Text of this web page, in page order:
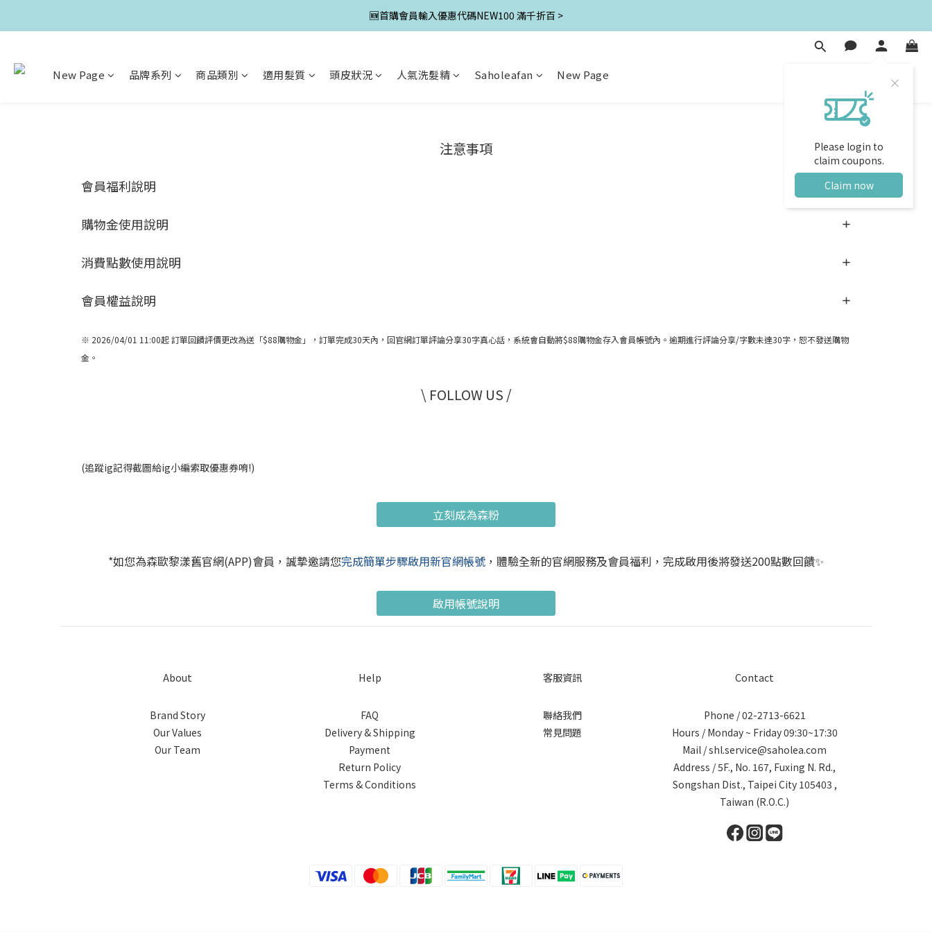
🆕首購會員輸入優惠代碼NEW100 滿千折百 >
Please login to
claim coupons.
Claim now
New Page 品牌系列 商品類別 適用髮質 頭皮狀況 人氣洗髮精 Saholeafan New Page
注意事項
會員福利說明
購物金使用說明
消費點數使用說明
會員權益說明
※ 2026/04/01 11:00起 訂單回饋評價更改為送「$88購物金」，訂單完成30天內，回官網訂單評論分享30字真心話，系統會自動將$88購物金存入會員帳號內。逾期進行評論分享/字數未達30字，恕不發送購物
金。
\ FOLLOW US /
(追蹤ig記得截圖給ig小編索取優惠券唷!)
立刻成為森粉
*如您為森歐黎漾舊官網(APP)會員，誠摯邀請您完成簡單步驟啟用新官網帳號 ，體驗全新的官網服務及會員福利，完成啟用後將發送200點數回饋✨
啟用帳號說明
About
Brand Story
Our Values
Our Team
Help
FAQ
Delivery & Shipping
Payment
Return Policy
Terms & Conditions
客服資訊
聯絡我們
常見問題
Contact
Phone / 02-2713-6621
Hours / Monday ~ Friday 09:30~17:30
Mail / shl.service@saholea.com
Address / 5F., No. 167, Fuxing N. Rd.,
Songshan Dist., Taipei City 105403 ,
Taiwan (R.O.C.)